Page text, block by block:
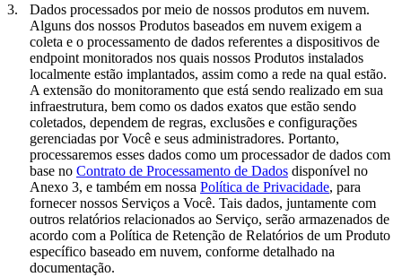
3.
Dados processados por meio de nossos produtos em nuvem.
Alguns dos nossos Produtos baseados em nuvem exigem a
coleta e o processamento de dados referentes a dispositivos de
endpoint monitorados nos quais nossos Produtos instalados
localmente estão implantados, assim como a rede na qual estão.
A extensão do monitoramento que está sendo realizado em sua
infraestrutura, bem como os dados exatos que estão sendo
coletados, dependem de regras, exclusões e configurações
gerenciadas por Você e seus administradores. Portanto,
processaremos esses dados como um processador de dados com
base no Contrato de Processamento de Dados disponível no
Anexo 3, e também em nossa Política de Privacidade, para
fornecer nossos Serviços a Você. Tais dados, juntamente com
outros relatórios relacionados ao Serviço, serão armazenados de
acordo com a Política de Retenção de Relatórios de um Produto
específico baseado em nuvem, conforme detalhado na
documentação.